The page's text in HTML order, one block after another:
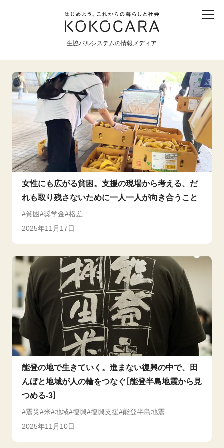
生協パルシステムの情報メディア
産直 食育 食べる 震災
食と農
暮らしと社会
環境と平和
生協の宅配パルシステム
女性にも広がる貧困。支援の現場から考える、だ
れも取り残さないために一人一人が向き合うこと
貧困 奨学金 格差
2025年11月17日
能登の地で生きていく。進まない復興の中で、田
んぼと地域が人の輪をつなぐ［能登半島地震から見
つめる-3］
震災 米 地域 復興 復興支援 能登半島地震
2025年11月10日